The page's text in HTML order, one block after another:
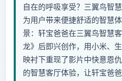
自在的呼吸享受？三翼鸟智
为用户带来便捷舒适的智慧
景：轩宝爸爸在三翼鸟智慧
龙》后即兴创作，用小米、
映衬下重现了影片中快意恩
的智慧客厅体验，让轩宝爸